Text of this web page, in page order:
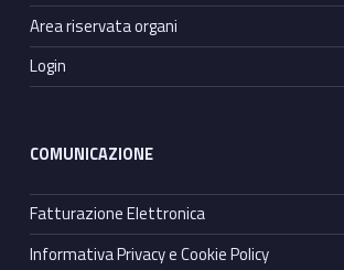
Area riservata organi
Login
COMUNICAZIONE
Fatturazione Elettronica
Informativa Privacy e Cookie Policy